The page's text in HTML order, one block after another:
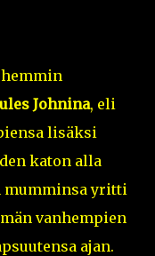
Johnina, eli
lisäksi
katon alla
mumminsa yritti
vanhempien
ajan.